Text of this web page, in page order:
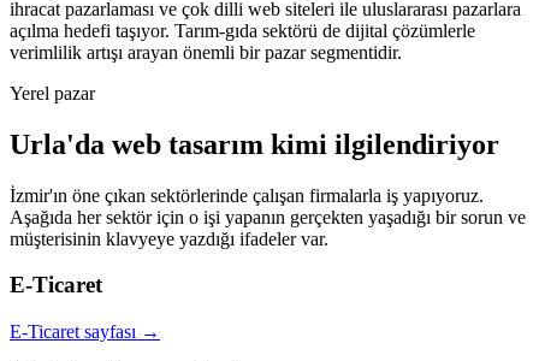
ihracat pazarlaması ve çok dilli web siteleri ile uluslararası pazarlara
açılma hedefi taşıyor. Tarım-gıda sektörü de dijital çözümlerle
verimlilik artışı arayan önemli bir pazar segmentidir.
Yerel pazar
Urla'da web tasarım kimi ilgilendiriyor
İzmir'ın öne çıkan sektörlerinde çalışan firmalarla iş yapıyoruz.
Aşağıda her sektör için o işi yapanın gerçekten yaşadığı bir sorun ve
müşterisinin klavyeye yazdığı ifadeler var.
E-Ticaret
E-Ticaret sayfası →